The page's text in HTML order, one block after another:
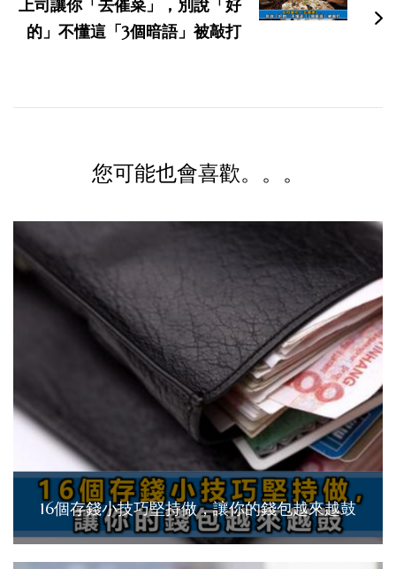
上司讓你「去催菜」，別說「好
的」不懂這「3個暗語」被敲打
您可能也會喜歡。。。
16個存錢小技巧堅持做，讓你的錢包越來越鼓